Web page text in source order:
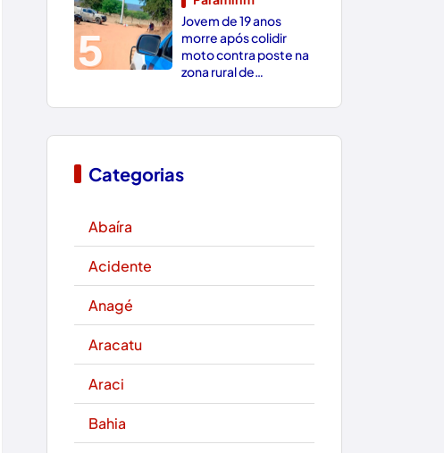
5
Jovem de 19 anos
morre após colidir
moto contra poste na
zona rural de
Categorias
Abaíra
Acidente
Anagé
Aracatu
Araci
Bahia